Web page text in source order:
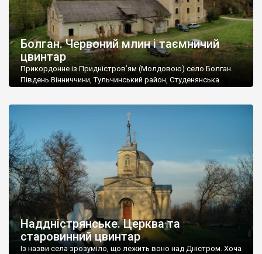
Болган. Червоний млин і таємничий
цвинтар
Прикордонне із Придністров’ям (Молдовою) село Болган.
Південь Вінниччини, Тульчинський район, Студенянська
старовинний цвинтар із кам’яними хрестами. Всі епітафії, які
збереглися, написані кирилицею, церковнослов’янською
мовою. За всіма традиційними ознаками – цвинтар
український. Хрести датуються 19 століттям. У 1924-1940
роках Болган […]
Наддністрянське. Церква та
старовинний цвинтар
Із назви села зрозуміло, що лежить воно над Дністром. Хоча